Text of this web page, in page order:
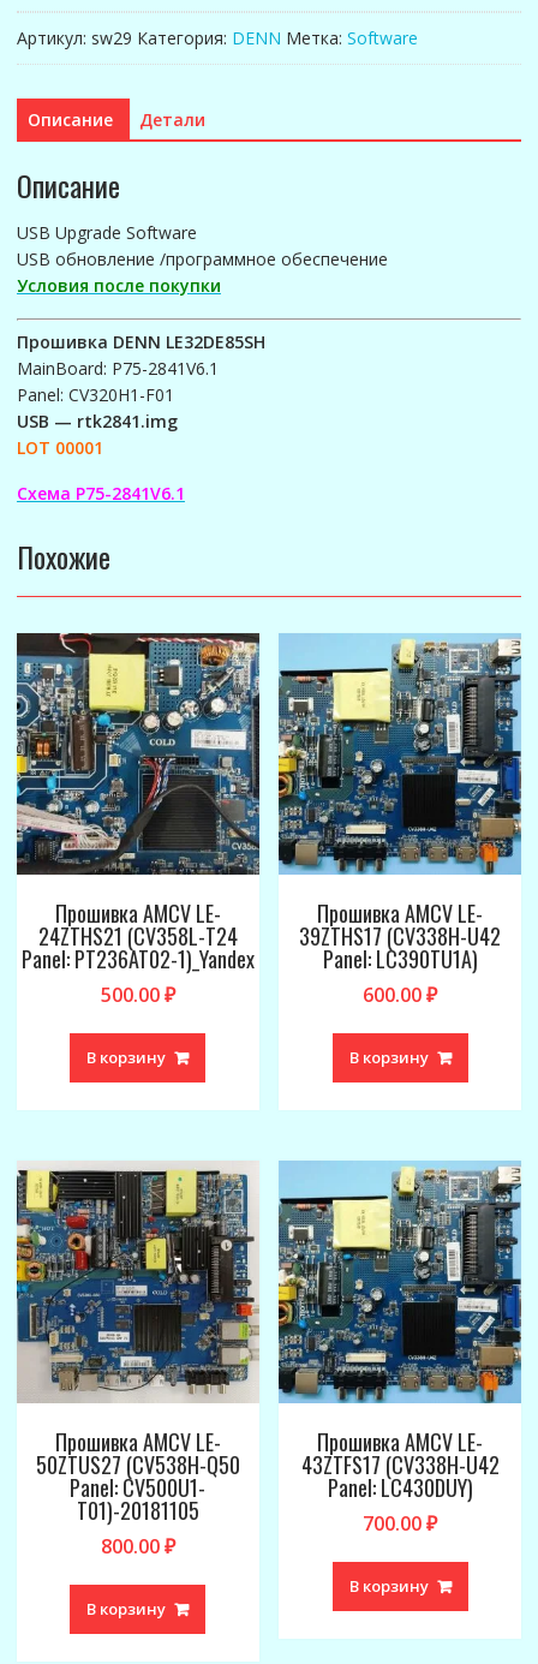
LE32DE85SH
2841V6.1)_LOT
00001
Артикул: sw29 Категория: DENN Метка: Software
Описание Детали
Описание
USB Upgrade Software
USB обновление /программное обеспечение
Условия после покупки
Прошивка DENN LE32DE85SH
MainBoard: P75-2841V6.1
Panel: CV320H1-F01
USB — rtk2841.img
LOT 00001
Схема P75-2841V6.1
Похожие
Прошивка AMCV LE-
24ZTHS21 (CV358L-T24
Panel: PT236AT02-1)_Yandex
500.00₽
В корзину
Прошивка AMCV LE-
39ZTHS17 (CV338H-U42
Panel: LC390TU1A)
600.00₽
В корзину
Прошивка AMCV LE-
50ZTUS27 (CV538H-Q50
Panel: CV500U1-
T01)-20181105
800.00₽
В корзину
Прошивка AMCV LE-
43ZTFS17 (CV338H-U42
Panel: LC430DUY)
700.00₽
В корзину